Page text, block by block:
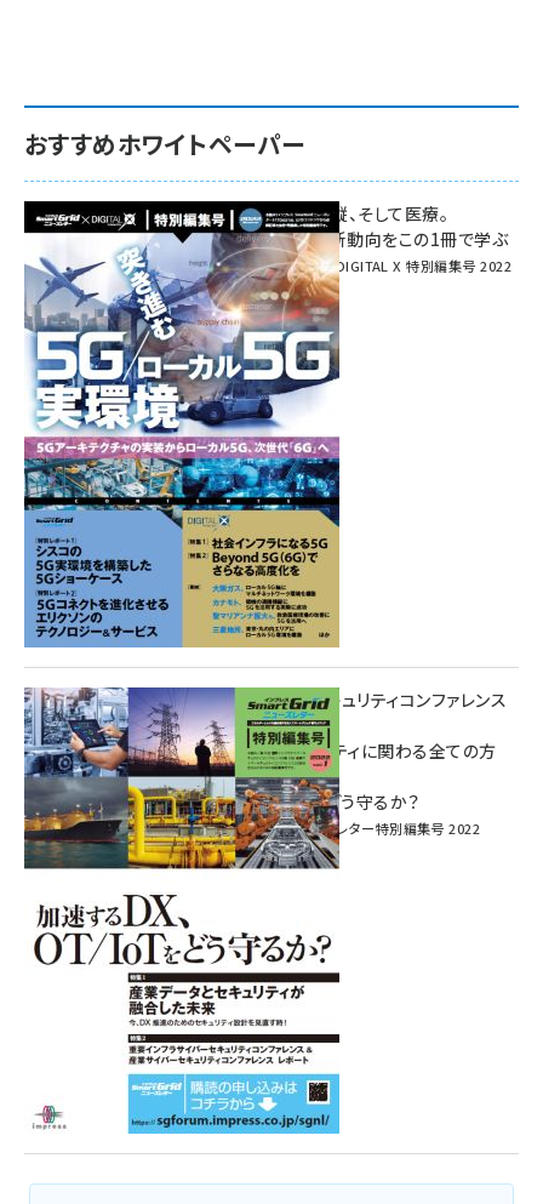
おすすめホワイトペーパー
環境対策、建機の遠隔操縦、そして医療。
次世代通信規格「5G」最新動向をこの1冊で学ぶ
SmartGrid ニューズレター × DIGITAL X 特別編集号 2022
Summer
重要インフラサイバーセキュリティコンファレンス
特別電子版！
― 産業サイバーセキュリティに関わる全ての方
へ！ ―
加速するDX、OT/IoTをどう守るか？
インプレス SmartGridニューズレター特別編集号 2022
Vol.1